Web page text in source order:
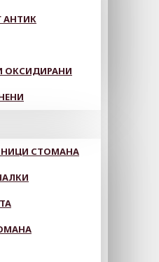
АНТИК
ОКСИДИРАНИ
СТОМАНА